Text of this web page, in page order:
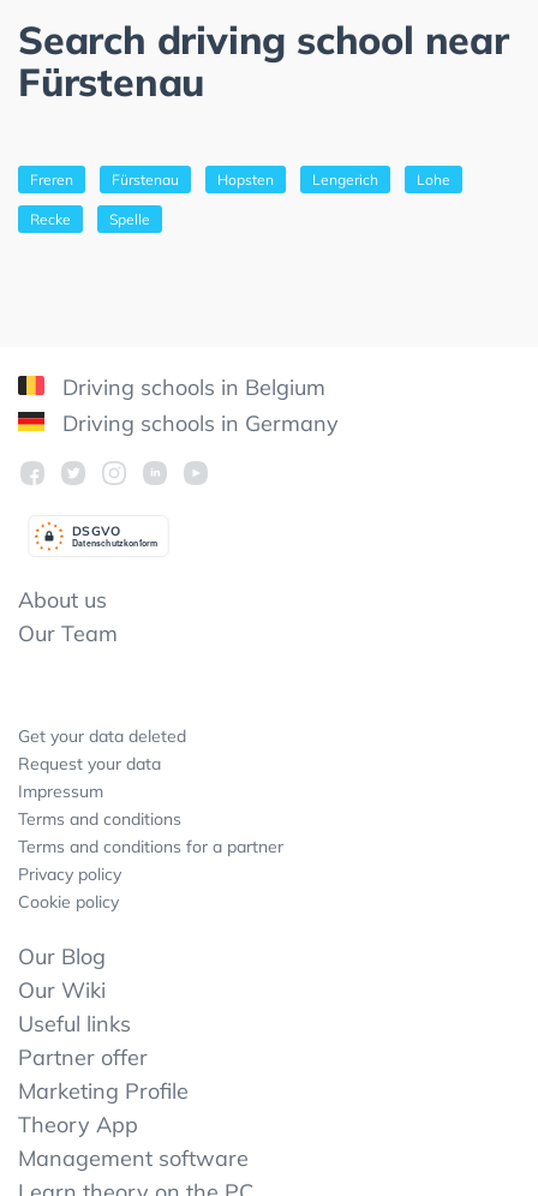
Search driving school near
Fürstenau
Freren Fürstenau Hopsten Lengerich Lohe
Recke Spelle
Driving schools in Belgium
Driving schools in Germany
Datenschutzkonform
DSGVO
About us
Our Team
Get your data deleted
Request your data
Impressum
Terms and conditions
Terms and conditions for a partner
Privacy policy
Cookie policy
Our Blog
Our Wiki
Useful links
Partner offer
Marketing Profile
Theory App
Management software